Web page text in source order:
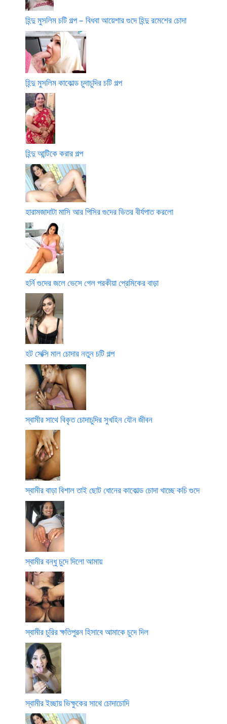
হিন্দু মুসলিম চটি গল্প – বিধবা আয়েশার গুদে হিন্দু রমেশের চোদা
হিন্দু মুসলিম কাকোল্ড চুদাচুদির চটি গল্প
হিন্দু আন্টিকে করার গল্প
হারামজাদাটা মাসি আর পিসির গুদের ভিতর বীর্যপাত করলো
হর্নি গুদের জলে ভেসে গেল পরকীয়া প্রেমিকের বাড়া
হট সেক্সি মাল চোদার নতুন চটি গল্প
স্বামীর সাথে বিকৃত চোদাচুদির সুখহিন যৌন জীবন
স্বামীর বাড়া বিশাল তাই ছোট ধোনের কাকোল্ড চোদা খাচ্ছে কচি গুদে
স্বামীর বন্ধু চুদে দিলো আমায়
স্বামীর চুরির ক্ষতিপুরন হিসাবে আমাকে চুদে দিল
স্বামীর ইচ্ছায় ভিক্ষুকের সাথে চোদাচোদি